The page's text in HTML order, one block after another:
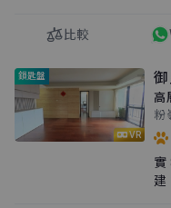
比較
VR
鎖匙盤
高
粉
實
建